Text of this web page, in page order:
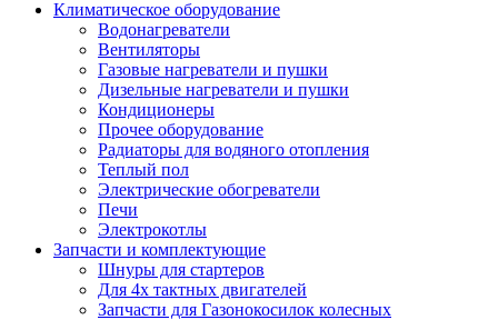
Климатическое оборудование
Водонагреватели
Вентиляторы
Газовые нагреватели и пушки
Дизельные нагреватели и пушки
Кондиционеры
Прочее оборудование
Радиаторы для водяного отопления
Теплый пол
Электрические обогреватели
Печи
Электрокотлы
Запчасти и комплектующие
Шнуры для стартеров
Для 4х тактных двигателей
Запчасти для Газонокосилок колесных